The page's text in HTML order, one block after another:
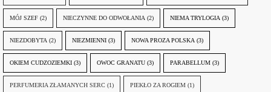
MÓJ SZEF (2) NIECZYNNE DO ODWOŁANIA (2) NIEMA TRYLOGIA (3)
NIEZDOBYTA (2) NIEZMIENNI (3) NOWA PROZA POLSKA (3)
OKIEM CUDZOZIEMKI (3) OWOC GRANATU (3) PARABELLUM (3)
PERFUMERIA ZŁAMANYCH SERC (1) PIEKŁO ZA ROGIEM (1)